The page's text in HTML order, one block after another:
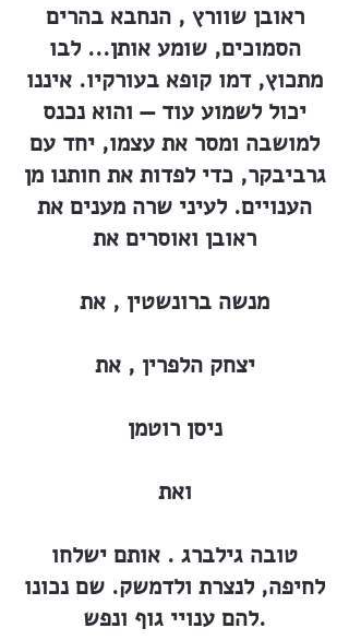
ראובן שוורץ , הנחבא בהרים
הסמוכים, שומע אותן... לבו
מתכוץ, דמו קופא בעורקיו. איננו
יכול לשמוע עוד — והוא נכנס
למושבה ומסר את עצמו, יחד עם
גרביבקר, כדי לפדות את חותנו מן
הענויים. לעיני שרה מענים את
ראובן ואוסרים את
מנשה ברונשטין , את
יצחק הלפרין , את
ניסן רוטמן
ואת
טובה גילברג . אותם ישלחו
לחיפה, לנצרת ולדמשק. שם נכונו
להם ענויי גוף ונפש.